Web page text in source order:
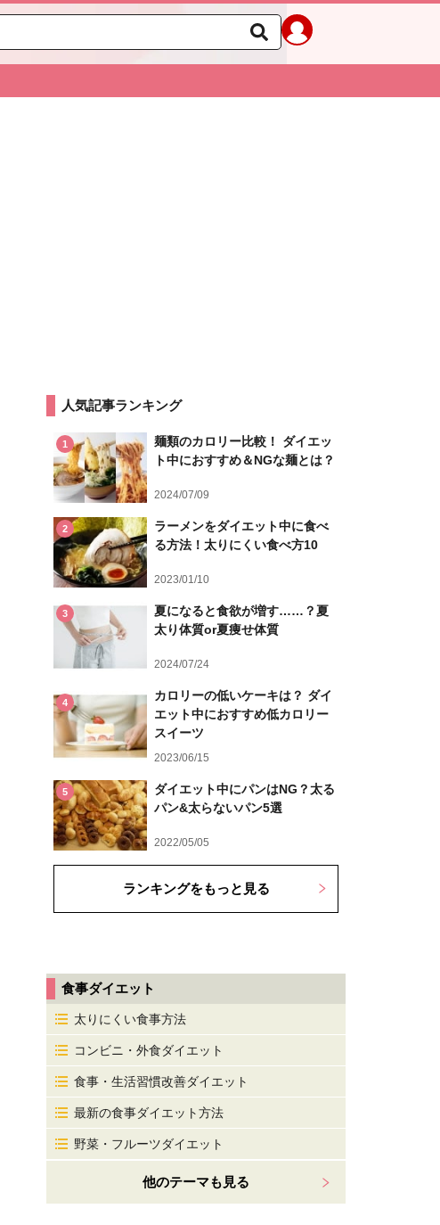
人気記事ランキング
1
麺類のカロリー比較！ ダイエッ
ト中におすすめ＆NGな麺とは？
2024/07/09
2
ラーメンをダイエット中に食べ
る方法！太りにくい食べ方10
2023/01/10
3
夏になると食欲が増す……？夏
太り体質or夏痩せ体質
2024/07/24
4
カロリーの低いケーキは？ ダイ
エット中におすすめ低カロリー
スイーツ
2023/06/15
5
ダイエット中にパンはNG？太る
パン&太らないパン5選
2022/05/05
ランキングをもっと見る
食事ダイエット
太りにくい食事方法
コンビニ・外食ダイエット
食事・生活習慣改善ダイエット
最新の食事ダイエット方法
野菜・フルーツダイエット
他のテーマも見る